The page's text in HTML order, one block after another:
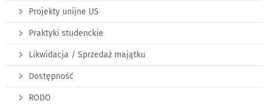
Projekty unijne US
Praktyki studenckie
Likwidacja / Sprzedaż majątku
Dostępność
RODO